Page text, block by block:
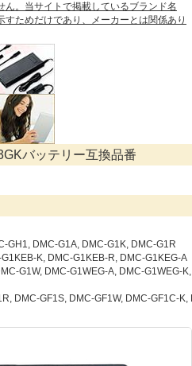
ん。当サイトで掲載しているブランド名
ためだけであり、メーカーとは関係あり
バッテリー互換品番
GH1, DMC-G1A, DMC-G1K, DMC-G1R
K, DMC-G1KEB-R, DMC-G1KEG-A
G1W, DMC-G1WEG-A, DMC-G1WEG-
DMC-GF1S, DMC-GF1W, DMC-GF1C-K,